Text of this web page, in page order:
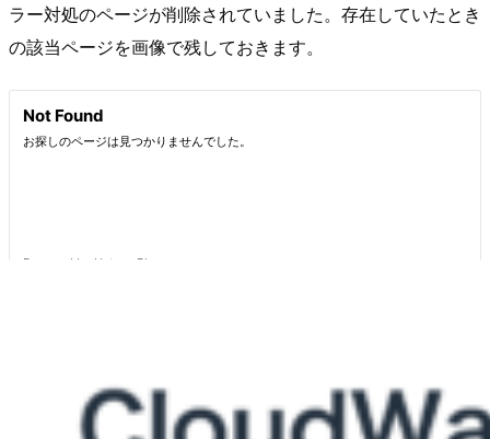
ラー対処のページが削除されていました。存在していたとき
の該当ページを画像で残しておきます。